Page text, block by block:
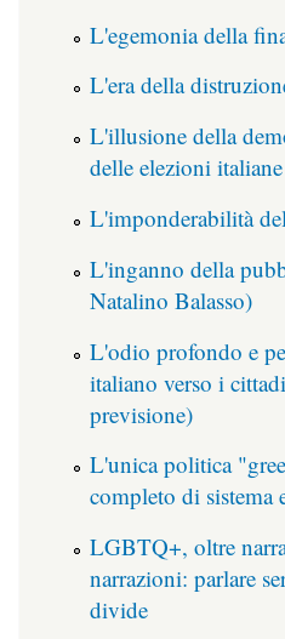
L'egemonia della
L'era della
L'illusione della
delle elezioni italiane
L'imponderabilità
L'inganno della
Natalino Balasso)
L'odio profondo e
italiano verso i
previsione)
L'unica politica
completo di sistema
LGBTQ+, oltre
narrazioni: parlare
divide